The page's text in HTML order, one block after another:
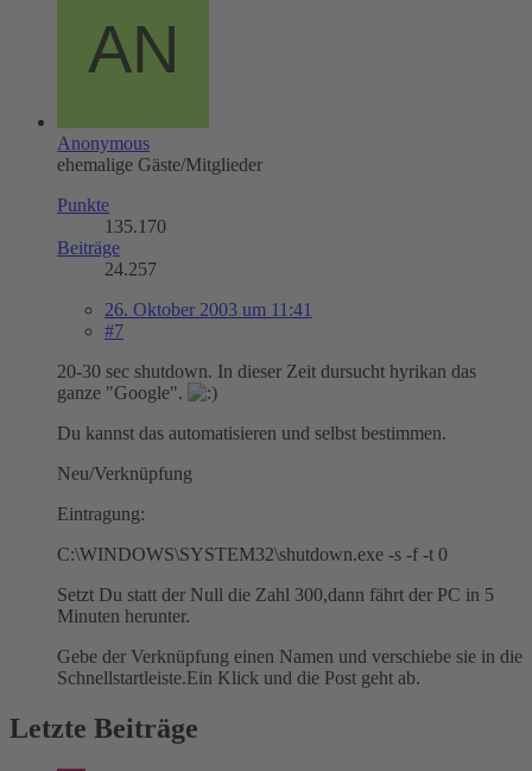
Anonymous
ehemalige Gäste/Mitglieder
Punkte
135.170
Beiträge
24.257
26. Oktober 2003 um 11:41
#7
20-30 sec shutdown. In dieser Zeit dursucht hyrikan das
ganze "Google".
Du kannst das automatisieren und selbst bestimmen.
Neu/Verknüpfung
Eintragung:
C:\WINDOWS\SYSTEM32\shutdown.exe -s -f -t 0
Setzt Du statt der Null die Zahl 300,dann fährt der PC in 5
Minuten herunter.
Gebe der Verknüpfung einen Namen und verschiebe sie in die
Schnellstartleiste.Ein Klick und die Post geht ab.
Letzte Beiträge